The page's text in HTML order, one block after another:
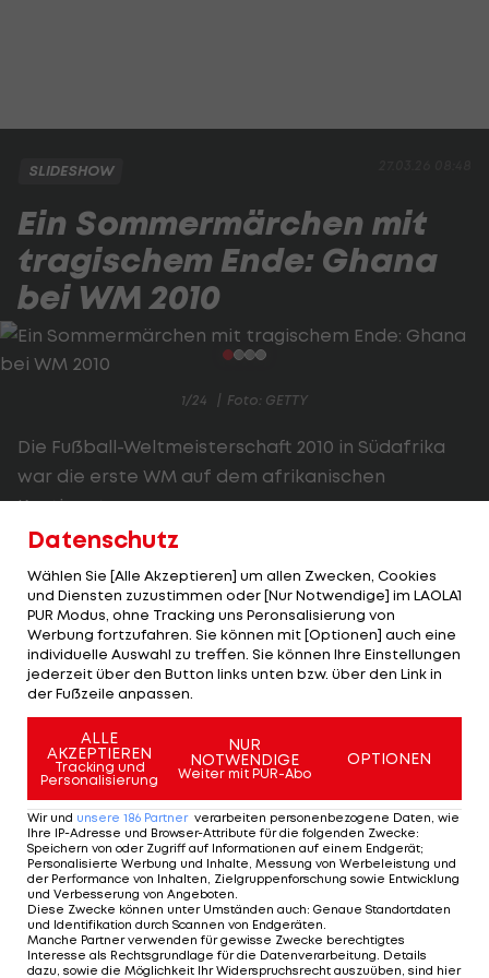
SLIDESHOW
Ein Sommermärchen mit
tragischem Ende: Ghana
bei WM 2010
1/24 Foto: GETTY
Die Fußball-Weltmeisterschaft 2010 in Südafrika
war die erste WM auf dem afrikanischen
Kontinent.
Ghana sorgte damals für eines der größten
Fußballmärchen. Nicht nur in Afrika, sondern auf
der ganzen Welt fieberten Fans mit den "Black
Stars" mit.
Doch im Viertelfinale gegen Uruguay endete die
WM-Reise auf dramatischste Art und Weise.
LAOLA1nimmt dich mit auf eine Zeitreise:
1 VON 24
KOMMENTARE
Datenschutz
Wählen Sie [Alle Akzeptieren] um allen Zwecken, Cookies
und Diensten zuzustimmen oder [Nur Notwendige] im LAOLA1
PUR Modus, ohne Tracking uns Peronsalisierung von
Werbung fortzufahren. Sie können mit [Optionen] auch eine
individuelle Auswahl zu treffen. Sie können Ihre Einstellungen
jederzeit über den Button links unten bzw. über den Link in
der Fußzeile anpassen.
ALLE
AKZEPTIEREN
Tracking und
Personalisierung
NUR
NOTWENDIGE
Weiter mit PUR-Abo
OPTIONEN
Wir und unsere 186 Partner verarbeiten personenbezogene Daten, wie
Ihre IP-Adresse und Browser-Attribute für die folgenden Zwecke:
Speichern von oder Zugriff auf Informationen auf einem Endgerät;
Personalisierte Werbung und Inhalte, Messung von Werbeleistung und
der Performance von Inhalten, Zielgruppenforschung sowie Entwicklung
und Verbesserung von Angeboten.
Diese Zwecke können unter Umständen auch: Genaue Standortdaten
und Identifikation durch Scannen von Endgeräten.
Manche Partner verwenden für gewisse Zwecke berechtigtes
Interesse als Rechtsgrundlage für die Datenverarbeitung. Details
dazu, sowie die Möglichkeit Ihr Widerspruchsrecht auszuüben, sind hier